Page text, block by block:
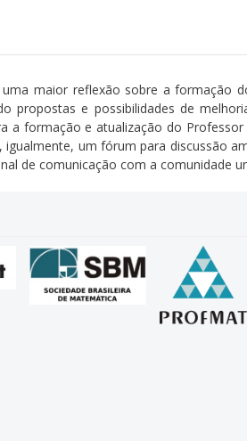
maior reflexão sobre a formação
propostas e possibilidades de
a formação e atualização do
igualmente, um fórum para discussão
de comunicação com a comunidade